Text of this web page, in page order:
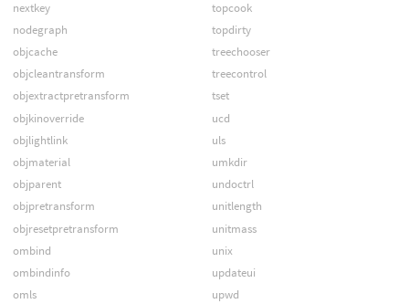
nextkey
nodegraph
objcache
objcleantransform
objextractpretransform
objkinoverride
objlightlink
objmaterial
objparent
objpretransform
objresetpretransform
ombind
ombindinfo
omls
topcook
topdirty
treechooser
treecontrol
tset
ucd
uls
umkdir
undoctrl
unitlength
unitmass
unix
updateui
upwd